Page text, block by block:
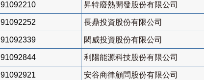
91092210 昇特廢熱開發股份有限公司
91092252 長鼎投資股份有限公司
91092339 閎威投資股份有限公司
91092844 利陽能源科技股份有限公司
91092921 安谷商律顧問股份有限公司